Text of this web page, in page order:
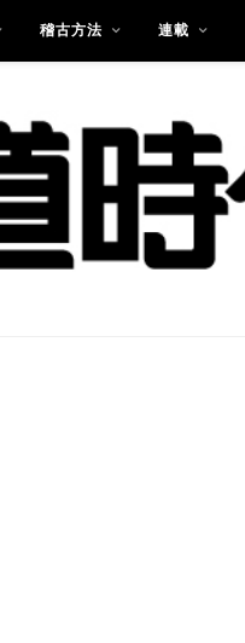
稽古方法 連載